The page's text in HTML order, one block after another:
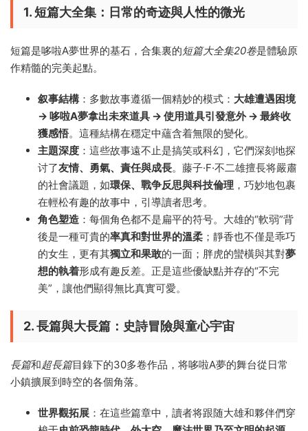
1. 短篇大全集：日常的奇迹與人性的微光
短篇是哆啦A夢世界的基石，合集裏的短篇大全集20卷是體驗原
作精髓的完美起點。
叙事結構 ：多數故事遵循一個精妙的模式： 大雄遭遇困境
→ 哆啦A夢拿出未來道具 → 使用道具引發意外 → 最終收
獲感悟。這種結構在穩定中蘊含着無限的變化。
主題深度 ：這些故事遠不止是搞笑或科幻，它們深刻地探
讨了友情、勇氣、責任與成長。藤子·F·不二雄擅長将嚴肅
的社會議題，如環保、戰争反思與科技倫理 ，巧妙地包裹
在輕松有趣的故事中，引導讀者思考。
角色塑造 ：每個角色都不是扁平的符号。大雄的“軟弱”背
後是一種可貴的率真和對世界的溫柔 ；靜香也不僅是乖巧
的女生，更有其獨立和果敢的一面；胖虎的蠻橫與其對夢
想的執着形成有趣反差。正是這些優缺點并存的“不完
美”，讓他們顯得無比真實可愛。
2. 長篇與大長篇：史詩冒險與童心宇宙
長篇和超長篇目錄下的30多卷作品，将哆啦A夢的舞台從日常
小鎮擴展到時空的各個角落。
世界觀拓展 ：在這些篇章中，讀者将跟随大雄和夥伴們穿